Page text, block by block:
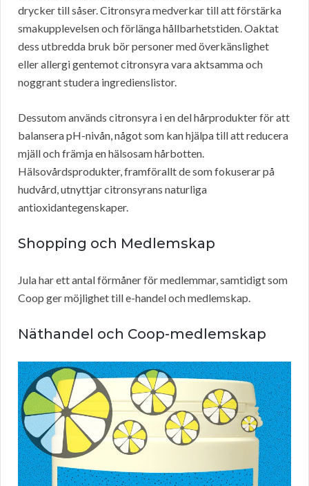
drycker till såser. Citronsyra medverkar till att förstärka
smakupplevelsen och förlänga hållbarhetstiden. Oaktat
dess utbredda bruk bör personer med överkänslighet
eller allergi gentemot citronsyra vara aktsamma och
noggrant studera ingredienslistor.
Dessutom används citronsyra i en del hårprodukter för att
balansera pH-nivån, något som kan hjälpa till att reducera
mjäll och främja en hälsosam hårbotten.
Hälsovårdsprodukter, framförallt de som fokuserar på
hudvård, utnyttjar citronsyrans naturliga
antioxidantegenskaper.
Shopping och Medlemskap
Jula har ett antal förmåner för medlemmar, samtidigt som
Coop ger möjlighet till e-handel och medlemskap.
Näthandel och Coop-medlemskap